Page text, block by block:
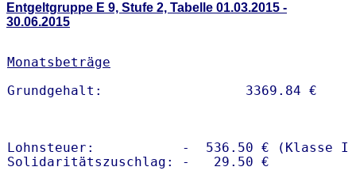
Entgeltgruppe E 9, Stufe 2, Tabelle 01.03.2015 -
30.06.2015
Monatsbeträge
Lohnsteuer:           -  536.50 € (Klasse I)
Solidaritätszuschlag: -   29.50 €